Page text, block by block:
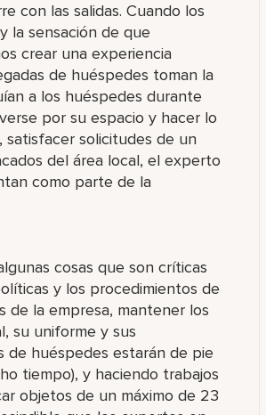
con las salidas. Cuando los
la sensación de que
crear una experiencia
de huéspedes toman la
a los huéspedes durante
por su espacio y hacer lo
satisfacer solicitudes de un
del área local, el experto
como parte de la
cosas que son críticas
y los procedimientos de
de la empresa, mantener los
su uniforme y sus
de huéspedes estarán de pie
tiempo), y haciendo trabajos
objetos de un máximo de 23